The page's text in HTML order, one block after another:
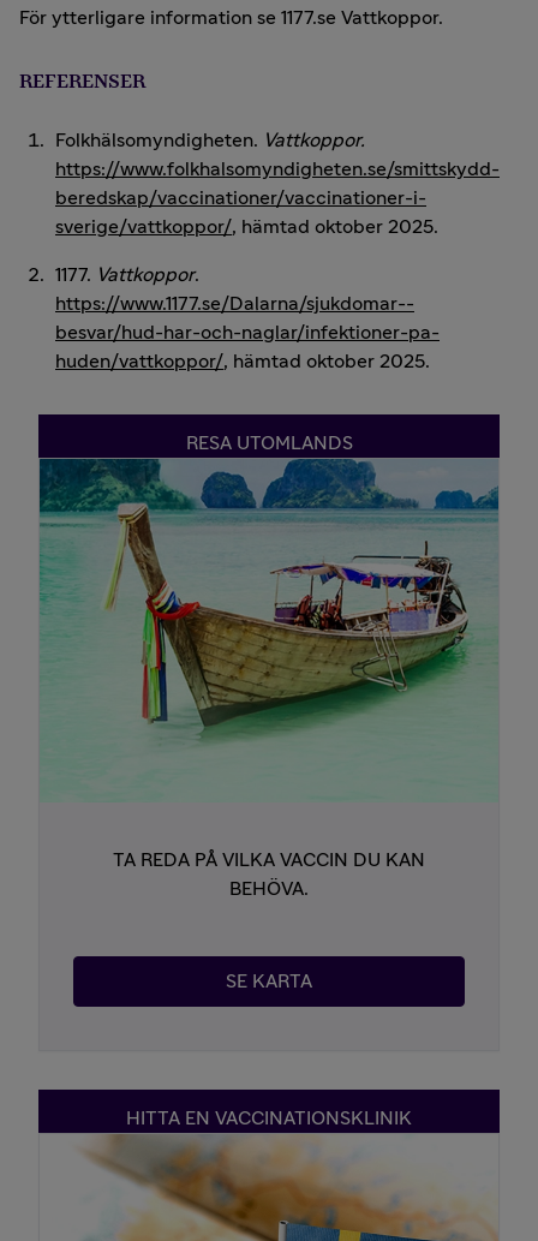
För ytterligare information se 1177.se Vattkoppor.
REFERENSER
Folkhälsomyndigheten. Vattkoppor.
https://www.folkhalsomyndigheten.se/smittskydd-
beredskap/vaccinationer/vaccinationer-i-
sverige/vattkoppor/, hämtad oktober 2025.
1177. Vattkoppor.
https://www.1177.se/Dalarna/sjukdomar--
besvar/hud-har-och-naglar/infektioner-pa-
huden/vattkoppor/, hämtad oktober 2025.
RESA UTOMLANDS
TA REDA PÅ VILKA VACCIN DU KAN
BEHÖVA.
SE KARTA
HITTA EN VACCINATIONSKLINIK